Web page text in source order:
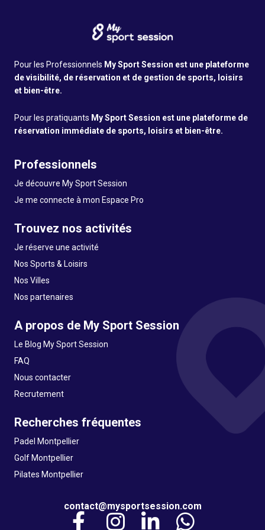
Pour les Professionnels My Sport Session est une plateforme
de visibilité, de réservation et de gestion de sports, loisirs
et bien-être.
Pour les pratiquants My Sport Session est une plateforme de
réservation immédiate de sports, loisirs et bien-être.
Professionnels
Je découvre My Sport Session
Je me connecte à mon Espace Pro
Trouvez nos activités
Je réserve une activité
Nos Sports & Loisirs
Nos Villes
Nos partenaires
A propos de My Sport Session
Le Blog My Sport Session
FAQ
Nous contacter
Recrutement
Recherches fréquentes
Padel Montpellier
Golf Montpellier
Pilates Montpellier
contact@mysportsession.com